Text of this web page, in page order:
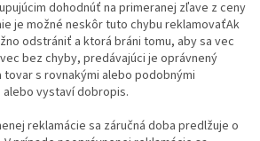
dohodnúť na primeranej zľave z ceny
je možné neskôr tuto chybu reklamovaťAk
odstrániť a ktorá bráni tomu, aby sa vec
bez chyby, predávajúci je oprávnený
s rovnakými alebo podobnými
vystaví dobropis.
reklamácie sa záručná doba predlžuje o